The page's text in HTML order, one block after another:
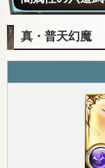
真・普天幻魔